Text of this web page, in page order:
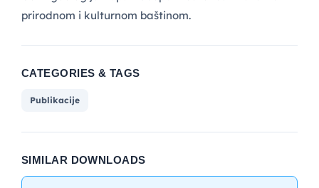
prirodnom i kulturnom baštinom.
CATEGORIES & TAGS
Publikacije
SIMILAR DOWNLOADS